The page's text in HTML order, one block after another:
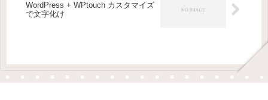
WordPress + WPtouch カスタマイズ
で文字化け